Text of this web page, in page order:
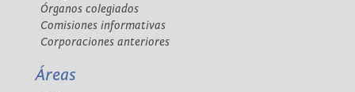
Órganos colegiados
Comisiones informativas
Corporaciones anteriores
Áreas